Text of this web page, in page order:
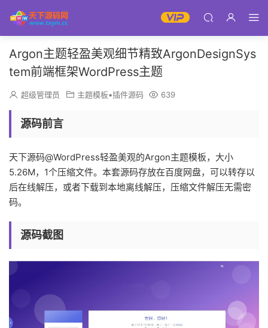
Argon主题轻盈美观细节精致ArgonDesignSys
tem前端框架WordPress主题
超级管理员 主题模板▪插件源码 639
源码前言
天下源码@WordPress轻盈美观的Argon主题模板，大小
5.26M，1个压缩文件。本套源码存放在百度网盘，可以转存以
后在线解压，或者下载到本地离线解压，压缩文件解压无需密
码。
源码截图